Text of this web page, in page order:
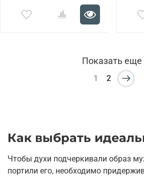
Показать еще
1 2
Как выбрать
Чтобы духи подчеркивали образ
портили его, необходимо